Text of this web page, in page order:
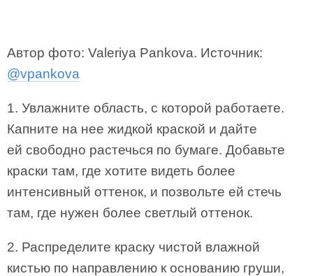
Автор фото: Valeriya Pankova. Источник:
@vpankova
1. Увлажните область, с которой работаете.
Капните на нее жидкой краской и дайте
ей свободно растечься по бумаге. Добавьте
краски там, где хотите видеть более
интенсивный оттенок, и позвольте ей стечь
там, где нужен более светлый оттенок.
2. Распределите краску чистой влажной
кистью по направлению к основанию груши,